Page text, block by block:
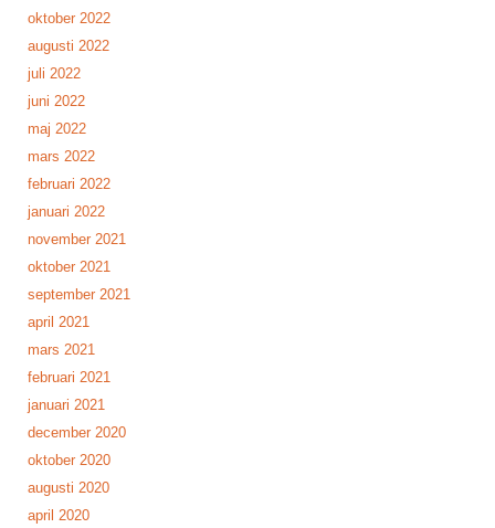
oktober 2022
augusti 2022
juli 2022
juni 2022
maj 2022
mars 2022
februari 2022
januari 2022
november 2021
oktober 2021
september 2021
april 2021
mars 2021
februari 2021
januari 2021
december 2020
oktober 2020
augusti 2020
april 2020